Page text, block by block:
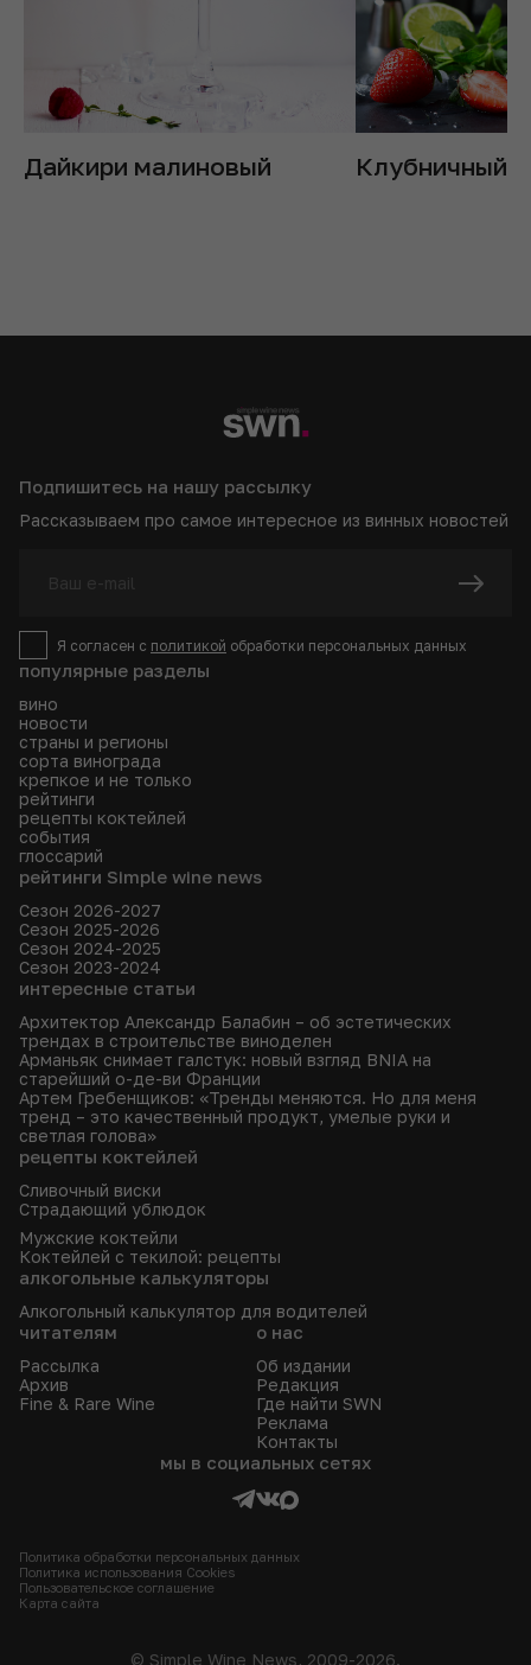
Дайкири малиновый Клубничный
популярные разделы
вино
новости
страны и регионы
сорта винограда
крепкое и не только
рейтинги
рецепты коктейлей
события
глоссарий
рейтинги Simple wine news
Сезон 2026-2027
Сезон 2025-2026
Сезон 2024-2025
Сезон 2023-2024
интересные статьи
Архитектор Александр Балабин – об эстетических
трендах в строительстве виноделен
Арманьяк снимает галстук: новый взгляд BNIA на
старейший о-де-ви Франции
Артем Гребенщиков: «Тренды меняются. Но для меня
тренд – это качественный продукт, умелые руки и
светлая голова»
рецепты коктейлей
Сливочный виски
Страдающий ублюдок
Мужские коктейли
Коктейлей с текилой: рецепты
алкогольные калькуляторы
Алкогольный калькулятор для водителей
читателям
Рассылка
Архив
Fine & Rare Wine
о нас
Об издании
Редакция
Где найти SWN
Реклама
Контакты
Подпишитесь на нашу рассылку
Рассказываем про самое интересное из винных новостей
Я согласен с политикой обработки персональных данных
мы в социальных сетях
Политика обработки персональных данных
Политика использования Сookies
Пользовательское соглашение
Карта сайта
© Simple Wine News, 2009-2026.